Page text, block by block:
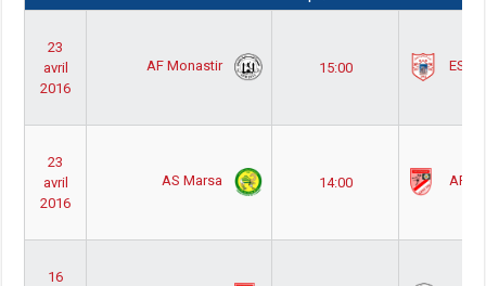
23
avril
2016
AF Monastir 15:00 ES
23
avril
2016
AS Marsa 14:00 AF
16